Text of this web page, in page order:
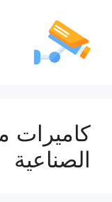
كاميرات
الصناعية